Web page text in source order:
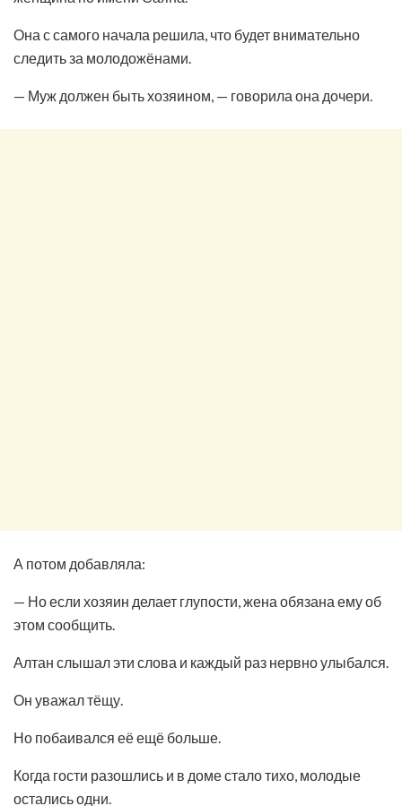
Она с самого начала решила, что будет внимательно
следить за молодожёнами.
— Муж должен быть хозяином, — говорила она дочери.
А потом добавляла:
— Но если хозяин делает глупости, жена обязана ему об
этом сообщить.
Алтан слышал эти слова и каждый раз нервно улыбался.
Он уважал тёщу.
Но побаивался её ещё больше.
Когда гости разошлись и в доме стало тихо, молодые
остались одни.